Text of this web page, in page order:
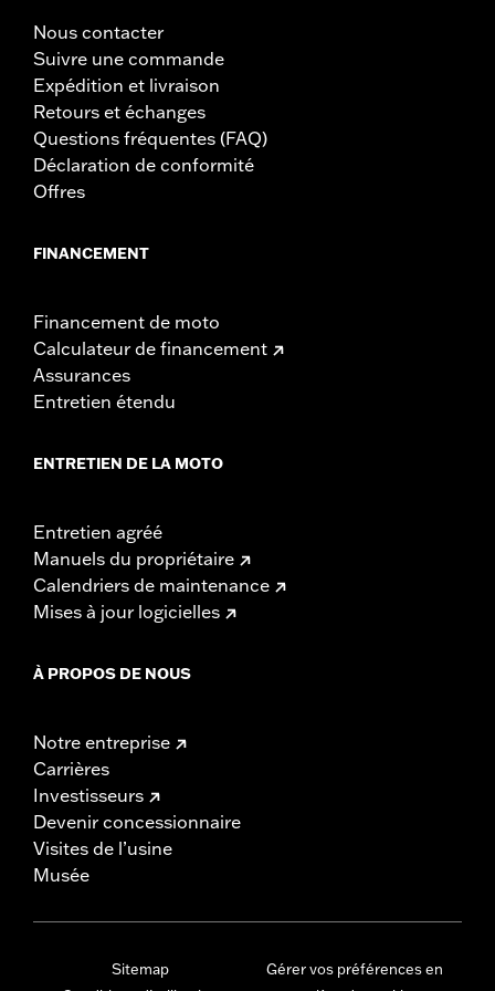
www.h-d.com/warranty
Nous contacter
Suivre une commande
Expédition et livraison
Retours et échanges
Questions fréquentes (FAQ)
Déclaration de conformité
Offres
FINANCEMENT
Financement de moto
Calculateur de financement
Assurances
Entretien étendu
ENTRETIEN DE LA MOTO
Entretien agréé
Manuels du propriétaire
Calendriers de maintenance
Mises à jour logicielles
À PROPOS DE NOUS
Notre entreprise
Carrières
Investisseurs
Devenir concessionnaire
Visites de l’usine
Musée
Sitemap
Gérer vos préférences en